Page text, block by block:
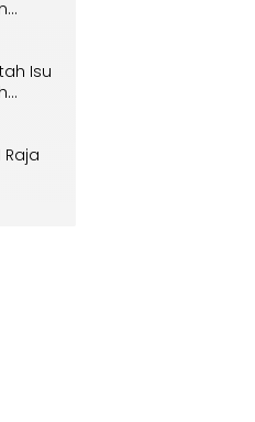
Isu
Raja